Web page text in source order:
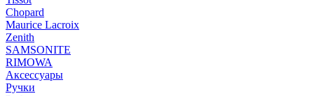
Chopard
Maurice Lacroix
Zenith
SAMSONITE
RIMOWA
Аксессуары
Ручки